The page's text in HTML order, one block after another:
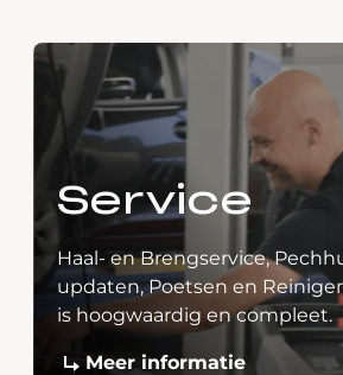
Service
Haal- en Brengservice,
updaten, Poetsen en
is hoogwaardig en compleet.
Meer informatie